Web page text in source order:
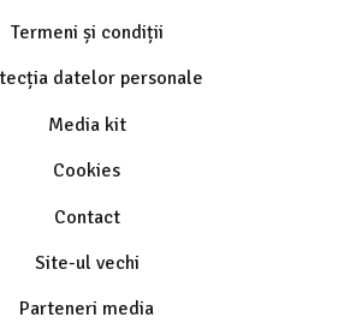
Termeni și condiții
datelor personale
Media kit
Cookies
Contact
Site-ul vechi
Parteneri media